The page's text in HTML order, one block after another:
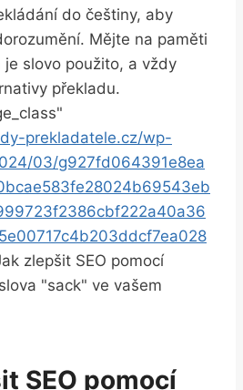
do češtiny, aby
Mějte na paměti
slovo použito, a vždy
překladu.
prekladatele.cz/wp-
03/g927fd064391e8ea
zlepšit SEO pomocí
"sack" ve vašem
SEO pomocí